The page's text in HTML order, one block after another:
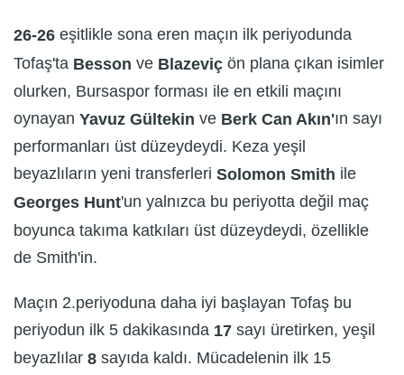
26-26 eşitlikle sona eren maçın ilk periyodunda
Tofaş'ta Besson ve Blazeviç ön plana çıkan isimler
olurken, Bursaspor forması ile en etkili maçını
oynayan Yavuz Gültekin ve Berk Can Akın'ın sayı
performanları üst düzeydeydi. Keza yeşil
beyazlıların yeni transferleri Solomon Smith ile
Georges Hunt'un yalnızca bu periyotta değil maç
boyunca takıma katkıları üst düzeydeydi, özellikle
de Smith'in.
Maçın 2.periyoduna daha iyi başlayan Tofaş bu
periyodun ilk 5 dakikasında 17 sayı üretirken, yeşil
beyazlılar 8 sayıda kaldı. Mücadelenin ilk 15